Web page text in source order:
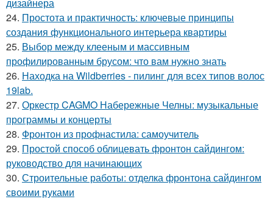
24. Простота и практичность: ключевые принципы
создания функционального интерьера квартиры
25. Выбор между клееным и массивным
профилированным брусом: что вам нужно знать
26. Находка на Wildberries - пилинг для всех типов волос
19lab.
27. Оркестр CAGMO Набережные Челны: музыкальные
программы и концерты
28. Фронтон из профнастила: самоучитель
29. Простой способ облицевать фронтон сайдингом:
руководство для начинающих
30. Строительные работы: отделка фронтона сайдингом
своими руками